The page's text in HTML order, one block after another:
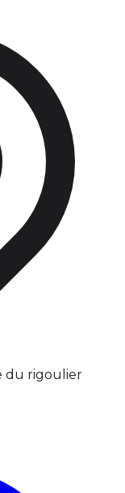
du rigoulier